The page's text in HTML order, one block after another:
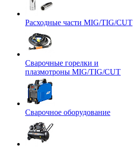
Расходные части MIG/TIG/CUT
Сварочные горелки и
плазмотроны MIG/TIG/CUT
Сварочное оборудование